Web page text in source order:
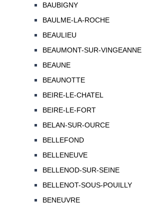
BAUBIGNY
BAULME-LA-ROCHE
BEAULIEU
BEAUMONT-SUR-VINGEANNE
BEAUNE
BEAUNOTTE
BEIRE-LE-CHATEL
BEIRE-LE-FORT
BELAN-SUR-OURCE
BELLEFOND
BELLENEUVE
BELLENOD-SUR-SEINE
BELLENOT-SOUS-POUILLY
BENEUVRE